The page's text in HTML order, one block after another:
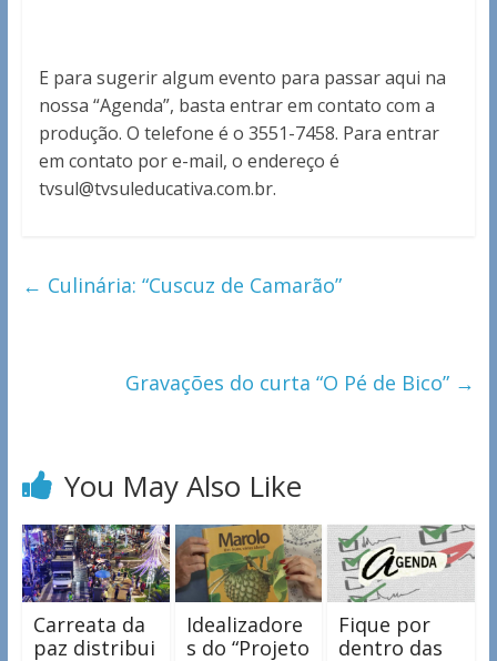
E para sugerir algum evento para passar aqui na
nossa “Agenda”, basta entrar em contato com a
produção. O telefone é o 3551-7458. Para entrar
em contato por e-mail, o endereço é
tvsul@tvsuleducativa.com.br.
← Culinária: “Cuscuz de Camarão”
Gravações do curta “O Pé de Bico” →
You May Also Like
Carreata da
paz distribui
Idealizadore
s do “Projeto
Fique por
dentro das